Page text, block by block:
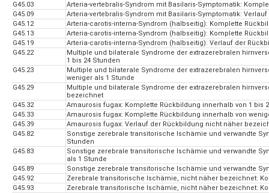
G45.03
Arteria-vertebralis-Syndrom mit Basilaris-Symptomatik:
G45.09
Arteria-vertebralis-Syndrom mit Basilaris-Symptomatik:
G45.12
Arteria-carotis-interna-Syndrom (halbseitig): Komplette
G45.13
Arteria-carotis-interna-Syndrom (halbseitig): Komplette
G45.19
Arteria-carotis-interna-Syndrom (halbseitig): Verlauf der
G45.22
Multiple und bilaterale Syndrome der extrazerebralen
1 bis 24 Stunden
G45.23
Multiple und bilaterale Syndrome der extrazerebralen
weniger als 1 Stunde
G45.29
Multiple und bilaterale Syndrome der extrazerebralen
bezeichnet
G45.32
Amaurosis fugax: Komplette Rückbildung innerhalb von 1 bis
G45.33
Amaurosis fugax: Komplette Rückbildung innerhalb von
G45.39
Amaurosis fugax: Verlauf der Rückbildung nicht näher
G45.82
Sonstige zerebrale transitorische Ischämie und verwandte
Stunden
G45.83
Sonstige zerebrale transitorische Ischämie und verwandte
als 1 Stunde
G45.89
Sonstige zerebrale transitorische Ischämie und verwandte
G45.92
Zerebrale transitorische Ischämie, nicht näher bezeichnet:
G45.93
Zerebrale transitorische Ischämie, nicht näher bezeichnet: